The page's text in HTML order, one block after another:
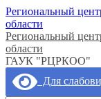
Региональный
области
Региональный
области
ГАУК "РЦРКОО"
Для